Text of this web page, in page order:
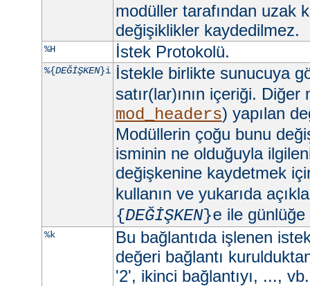
modüller tarafından uzak
değişiklikler kaydedilmez.
%H İstek Protokolü.
%{DEĞİŞKEN}i İstekle birlikte sunucuya
satır(lar)ının içeriği.
mod_headers) yapılan
Modüllerin çoğu bunu
isminin ne olduğuyla
değişkenine kaydetmek
kullanın ve yukarıda
{DEĞİŞKEN}e ile
%k
Bu bağlantıda işlenen
değeri bağlantı
'2', ikinci bağlantıyı, ...,